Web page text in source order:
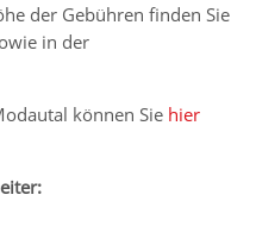
der Gebühren finden Sie
in der
können Sie hier